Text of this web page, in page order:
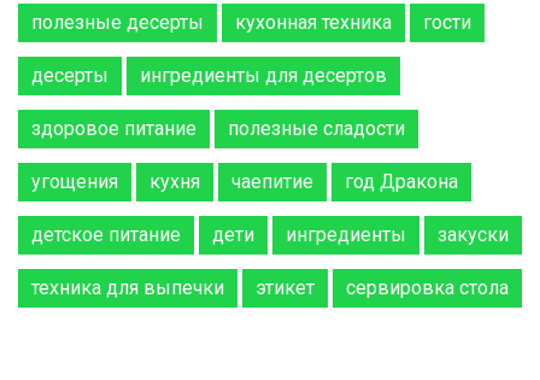
полезные десерты кухонная техника гости
десерты ингредиенты для десертов
здоровое питание полезные сладости
угощения кухня чаепитие год Дракона
детское питание дети ингредиенты закуски
техника для выпечки этикет сервировка стола